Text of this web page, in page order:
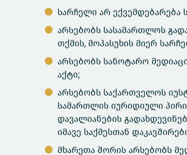
სარჩელი არ ექვემდებარება
არსებობს სასამართლოს
თქმის, მოპასუხის მიერ
არსებობს სანოტარო
აქტი;
არსებობს საქართველოს
სამართლის იურიდიული
დავალიანების
იმავე საქმესთან
მხარეთა შორის არსებობს